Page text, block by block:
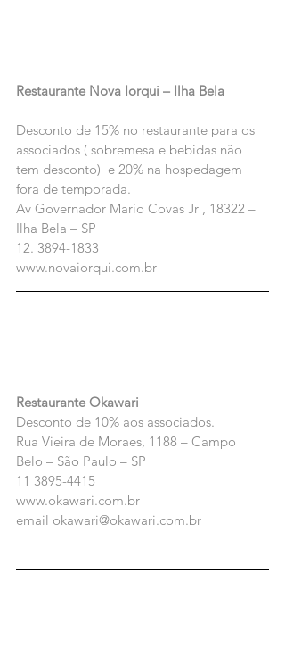
Restaurante Nova Iorqui – Ilha Bela
Desconto de 15% no restaurante para os
associados ( sobremesa e bebidas não
tem desconto)  e 20% na hospedagem
fora de temporada.
Av Governador Mario Covas Jr , 18322 –
Ilha Bela – SP
12. 3894-1833
www.novaiorqui.com.br
Restaurante Okawari
Desconto de 10% aos associados.
Rua Vieira de Moraes, 1188 – Campo
Belo – São Paulo – SP
11 3895-4415
www.okawari.com.br
email okawari@okawari.com.br